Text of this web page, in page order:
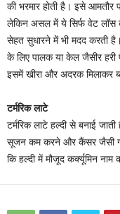
की भरमार होती है। इसे
लेक‍िन असल में ये सिर्फ वेट
सेहत सुधारने में भी मदद करती
के ल‍िए पालक या केल जैसीर हरी
इसमें खीरा और अदरक म‍िलाकर
टर्मरिक लाटे
टर्मरिक लाटे हल्दी से बनाई
सूजन कम करने और कैंसर जैसी
क‍ि हल्‍दी में मौजूद कर्क्यूमिन